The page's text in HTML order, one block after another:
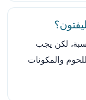
لكن يجب
والمكونات